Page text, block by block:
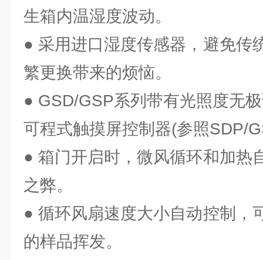
生箱内温湿度波动。
● 采用进口湿度传感器，避免传
繁更换带来的烦恼。
● GSD/GSP系列带有光照度无
可程式触摸屏控制器(参照SDP/
● 箱门开启时，微风循环和加热
之弊。
● 循环风扇速度大小自动控制，
的样品挥发。